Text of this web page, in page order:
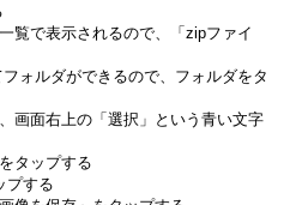
覧で表示されるので、「zipファイ
ォルダができるので、フォルダをタ
画面右上の「選択」という青い文字
タップする
プする